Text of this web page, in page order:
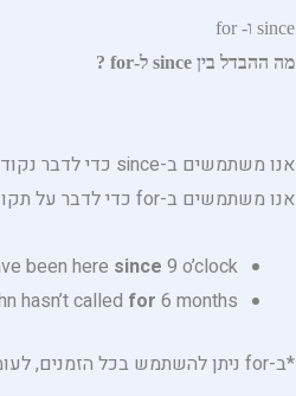
since ו- for
מה ההבדל בין since ל-for ?
אנו משתמשים ב-since כדי לדבר נקודה של זמן בעבר ( דוגמה: מאז 1997 אנחנו חברים,מאז השעה 9, מאז 1 בינואר וכו’… )
אנו משתמשים ב-for כדי לדבר על תקופת זמן(דוגמה: אנחנו חברים במשך 7 שנים/2 שבועות, 5 שנים וכו’… ):
been here since 9 o’clock.
hasn’t called for 6 months.
*ב-for ניתן להשתמש בכל הזמנים, לעומת since שלרוב נשתמש בו רק בזמני- perfect .